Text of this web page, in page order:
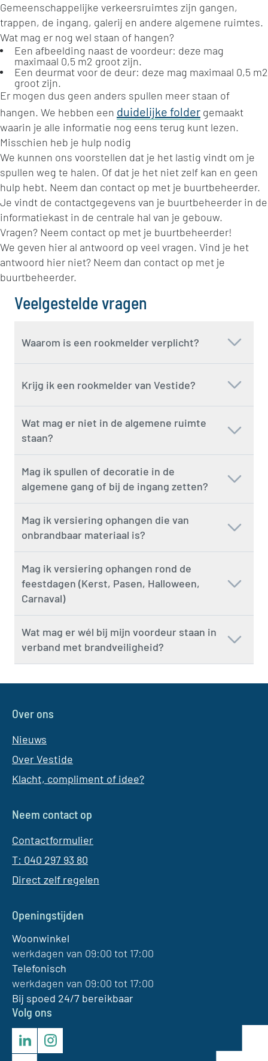
Gemeenschappelijke verkeersruimtes zijn gangen,
trappen, de ingang, galerij en andere algemene ruimtes.
Wat mag er nog wel staan of hangen?
Een afbeelding naast de voordeur: deze mag
maximaal 0,5 m2 groot zijn.
Een deurmat voor de deur: deze mag maximaal 0,5 m2
groot zijn.
Er mogen dus geen anders spullen meer staan of
hangen. We hebben een duidelijke folder gemaakt
waarin je alle informatie nog eens terug kunt lezen.
Misschien heb je hulp nodig
We kunnen ons voorstellen dat je het lastig vindt om je
spullen weg te halen. Of dat je het niet zelf kan en geen
hulp hebt. Neem dan contact op met je buurtbeheerder.
Je vindt de contactgegevens van je buurtbeheerder in de
informatiekast in de centrale hal van je gebouw.
Vragen? Neem contact op met je buurtbeheerder!
We geven hier al antwoord op veel vragen. Vind je het
antwoord hier niet? Neem dan contact op met je
buurtbeheerder.
Veelgestelde vragen
Waarom is een rookmelder verplicht?
Krijg ik een rookmelder van Vestide?
Wat mag er niet in de algemene ruimte
staan?
Mag ik spullen of decoratie in de
algemene gang of bij de ingang zetten?
Mag ik versiering ophangen die van
onbrandbaar materiaal is?
Mag ik versiering ophangen rond de
feestdagen (Kerst, Pasen, Halloween,
Carnaval)
Wat mag er wél bij mijn voordeur staan in
verband met brandveiligheid?
Over ons
Nieuws
Over Vestide
Klacht, compliment of idee?
Neem contact op
Contactformulier
T: 040 297 93 80
Direct zelf regelen
Openingstijden
Woonwinkel
werkdagen van 09:00 tot 17:00
Telefonisch
werkdagen van 09:00 tot 17:00
Bij spoed 24/7 bereikbaar
Volg ons
LinkedInInstagram